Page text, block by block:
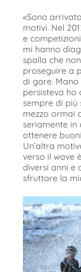
«Sono
motivi. Nel
e
mi hanno
spalla che
proseguire a
di gare.
persisteva ho
sempre di più
mezzo ormai
seriamente in
ottenere
Un’altra
verso il wave
diversi anni e
sfruttare la